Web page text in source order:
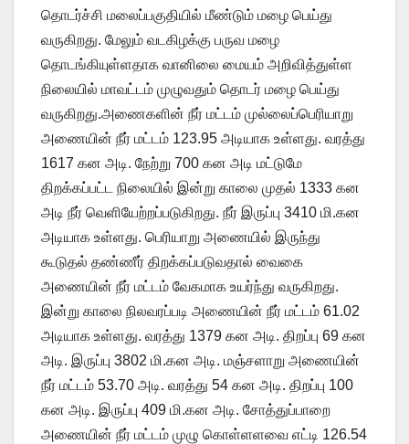
தொடர்ச்சி மலைப்பகுதியில் மீண்டும் மழை பெய்து
வருகிறது. மேலும் வடகிழக்கு பருவ மழை
தொடங்கியுள்ளதாக வானிலை மையம் அறிவித்துள்ள
நிலையில் மாவட்டம் முழுவதும் தொடர் மழை பெய்து
வருகிறது.அணைகளின் நீர் மட்டம் முல்லைப்பெரியாறு
அணையின் நீர் மட்டம் 123.95 அடியாக உள்ளது. வரத்து
1617 கன அடி. நேற்று 700 கன அடி மட்டுமே
திறக்கப்பட்ட நிலையில் இன்று காலை முதல் 1333 கன
அடி நீர் வெளியேற்றப்படுகிறது. நீர் இருப்பு 3410 மி.கன
அடியாக உள்ளது. பெரியாறு அணையில் இருந்து
கூடுதல் தண்ணீர் திறக்கப்படுவதால் வைகை
அணையின் நீர் மட்டம் வேகமாக உயர்ந்து வருகிறது.
இன்று காலை நிலவரப்படி அணையின் நீர் மட்டம் 61.02
அடியாக உள்ளது. வரத்து 1379 கன அடி. திறப்பு 69 கன
அடி. இருப்பு 3802 மி.கன அடி. மஞ்சளாறு அணையின்
நீர் மட்டம் 53.70 அடி. வரத்து 54 கன அடி. திறப்பு 100
கன அடி. இருப்பு 409 மி.கன அடி. சோத்துப்பாறை
அணையின் நீர் மட்டம் முழு கொள்ளளவை எட்டி 126.54